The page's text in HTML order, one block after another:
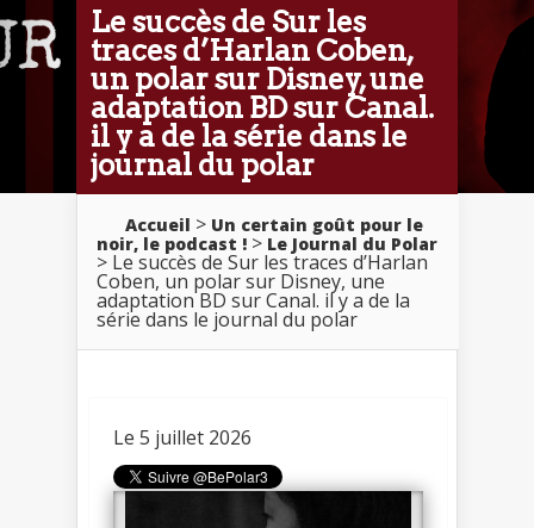
Le succès de Sur les
traces d’Harlan Coben,
un polar sur Disney, une
adaptation BD sur Canal.
il y a de la série dans le
journal du polar
Accueil > Un certain goût pour le
noir, le podcast ! > Le Journal du Polar
> Le succès de Sur les traces d’Harlan
Coben, un polar sur Disney, une
adaptation BD sur Canal. il y a de la
série dans le journal du polar
Le 5 juillet 2026